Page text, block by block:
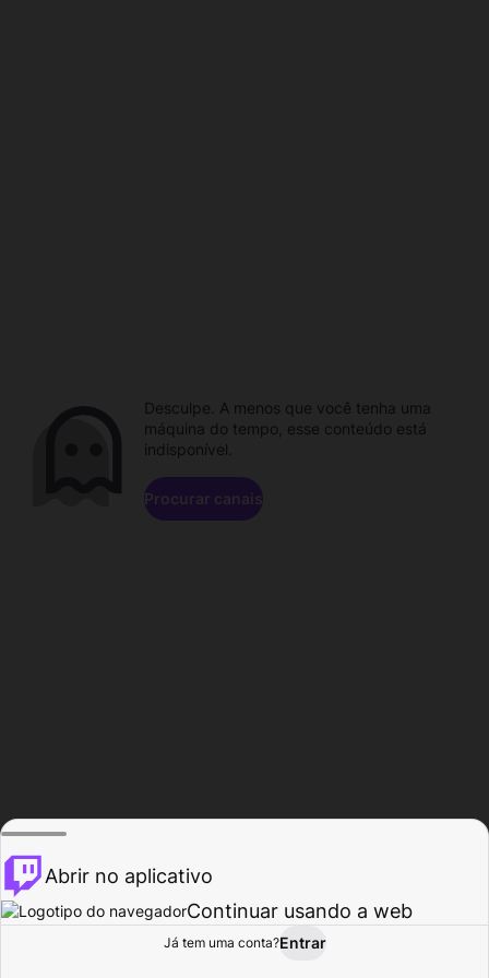
Procurar Atividade
Desculpe. A menos que você tenha uma
máquina do tempo, esse conteúdo está
indisponível.
Procurar canais
Abrir no aplicativo
Continuar usando a web
Já tem uma conta?Entrar